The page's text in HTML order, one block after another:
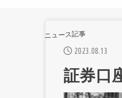
ニュース記事
2023.08.13
証券口